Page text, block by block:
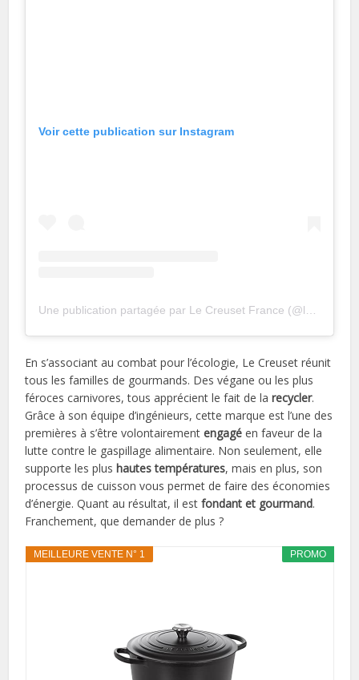
Voir cette publication sur Instagram
En s’associant au combat pour l’écologie, Le Creuset réunit
tous les familles de gourmands. Des végane ou les plus
féroces carnivores, tous apprécient le fait de larecycler.
Grâce à son équipe d’ingénieurs, cette marque est l’une des
premières à s’être volontairement engagéen faveur de la
lutte contre le gaspillage alimentaire. Non seulement, elle
supporte les plus hautes températures, mais en plus, son
processus de cuisson vous permet de faire des économies
d’énergie. Quant au résultat, il est fondant et gourmand.
Franchement, que demander de plus ?
PROMO
MEILLEURE VENTE N° 1